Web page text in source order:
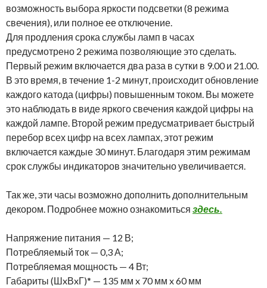
возможность выбора яркости подсветки (8 режима
свечения), или полное ее отключение.
Для продления срока службы ламп в часах
предусмотрено 2 режима позволяющие это сделать.
Первый режим включается два раза в сутки в 9.00 и 21.00.
В это время, в течение 1-2 минут, происходит обновление
каждого катода (цифры) повышенным током. Вы можете
это наблюдать в виде яркого свечения каждой цифры на
каждой лампе. Второй режим предусматривает быстрый
перебор всех цифр на всех лампах, этот режим
включается каждые 30 минут. Благодаря этим режимам
срок службы индикаторов значительно увеличивается.
Так же, эти часы возможно дополнить дополнительным
декором. Подробнее можно ознакомиться здесь.
Напряжение питания — 12 В;
Потребляемый ток — 0,3 А;
Потребляемая мощность — 4 Вт;
Габариты (ШxВxГ)* — 135 мм x 70 мм x 60 мм